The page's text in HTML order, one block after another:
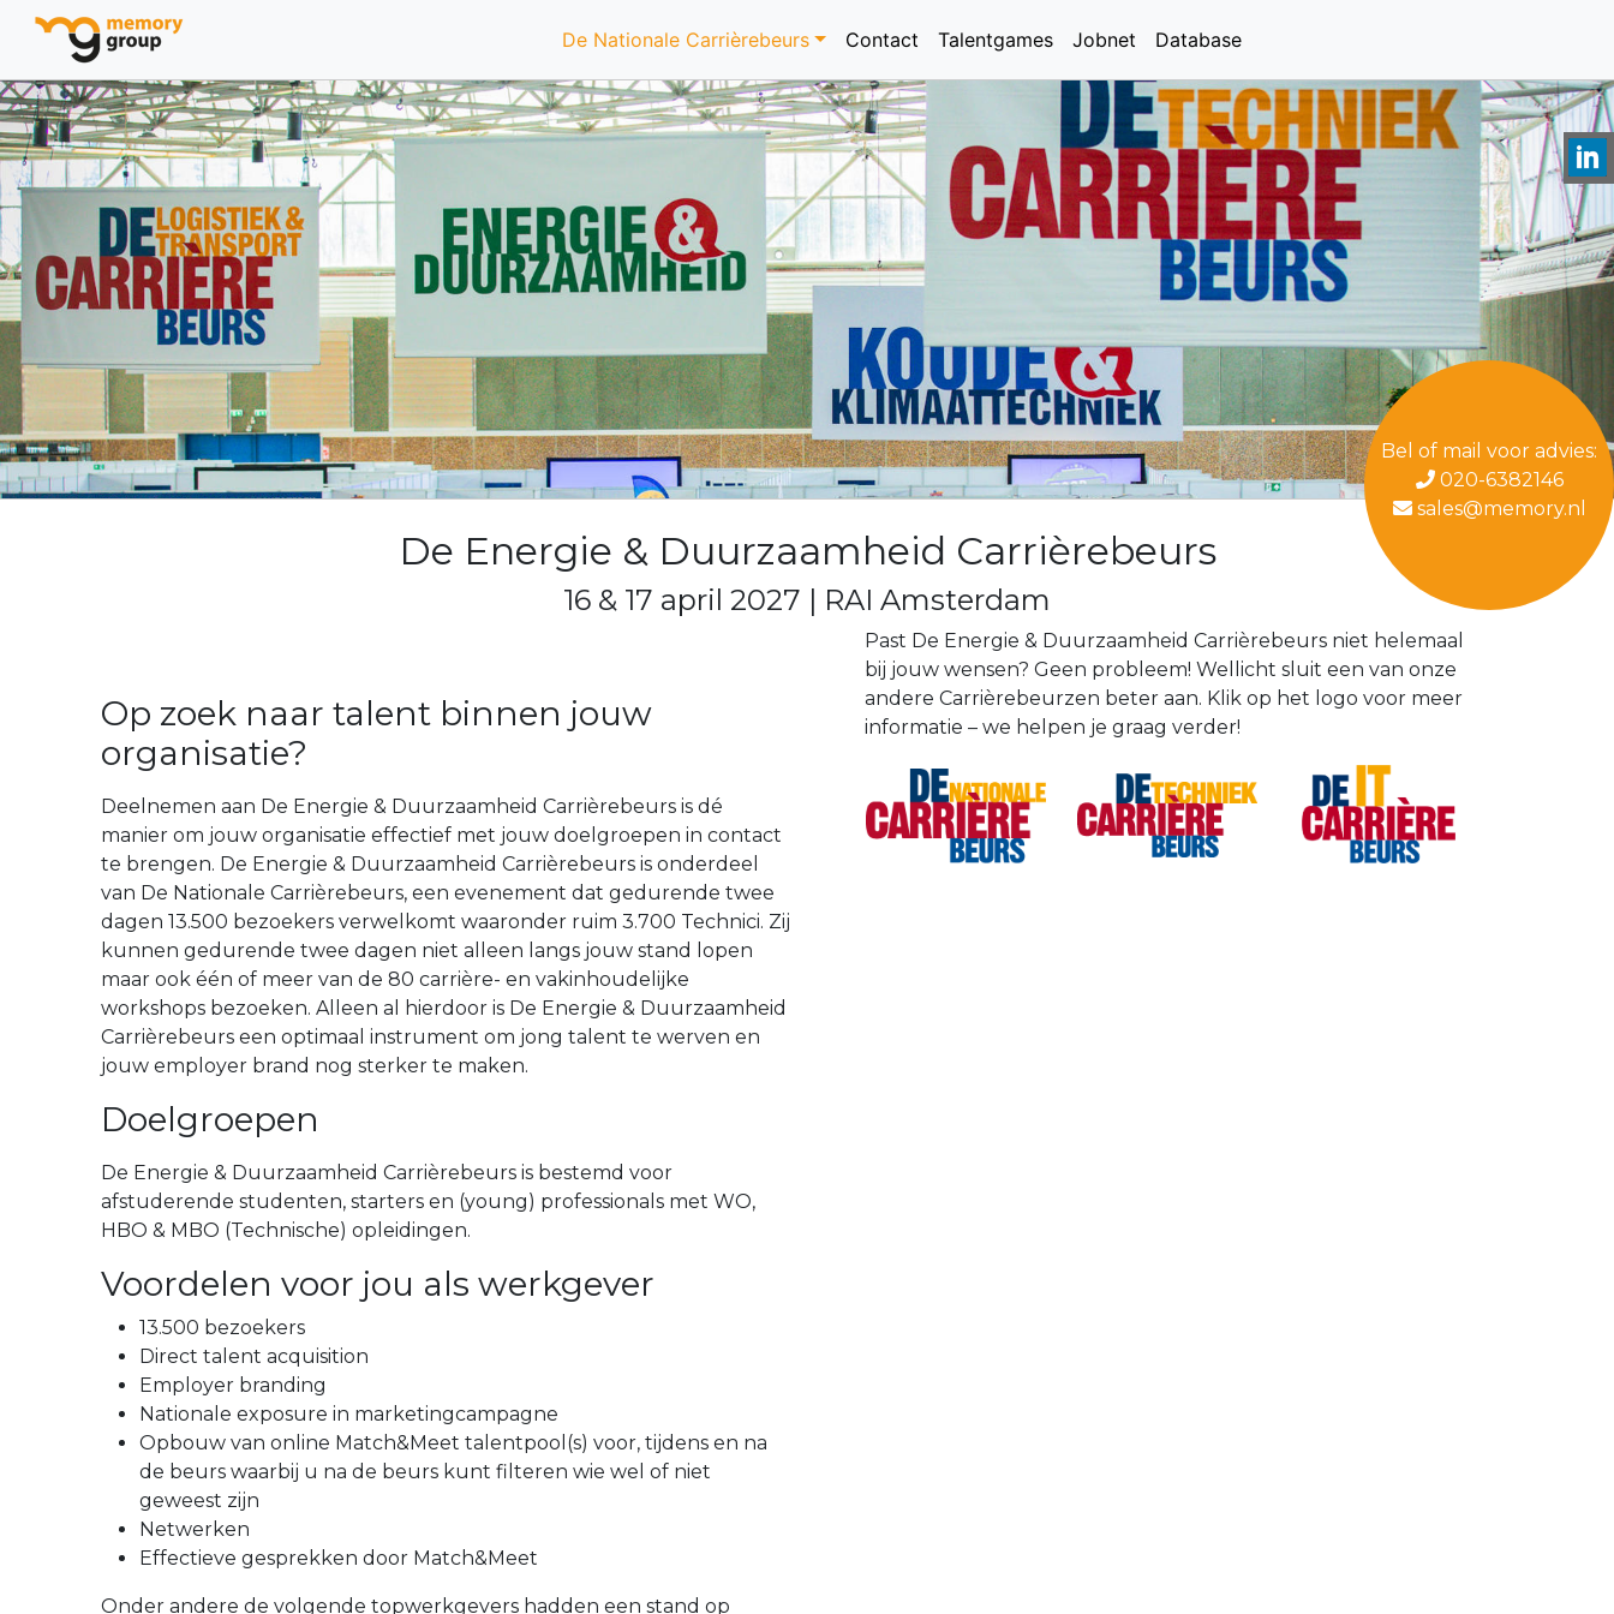
De Nationale Carrièrebeurs Contact Talentgames Jobnet Database
Bel of mail voor advies:
020-6382146
sales@memory.nl
De Energie & Duurzaamheid Carrièrebeurs
16 & 17 april 2027 | RAI Amsterdam
Op zoek naar talent binnen jouw
organisatie?
Deelnemen aan De Energie & Duurzaamheid Carrièrebeurs is dé
manier om jouw organisatie effectief met jouw doelgroepen in contact
te brengen. De Energie & Duurzaamheid Carrièrebeurs is onderdeel
van De Nationale Carrièrebeurs, een evenement dat gedurende twee
dagen 13.500 bezoekers verwelkomt waaronder ruim 3.700 Technici. Zij
kunnen gedurende twee dagen niet alleen langs jouw stand lopen
maar ook één of meer van de 80 carrière- en vakinhoudelijke
workshops bezoeken. Alleen al hierdoor is De Energie & Duurzaamheid
Carrièrebeurs een optimaal instrument om jong talent te werven en
jouw employer brand nog sterker te maken.
Doelgroepen
De Energie & Duurzaamheid Carrièrebeurs is bestemd voor
afstuderende studenten, starters en (young) professionals met WO,
HBO & MBO (Technische) opleidingen.
Voordelen voor jou als werkgever
13.500 bezoekers
Direct talent acquisition
Employer branding
Nationale exposure in marketingcampagne
Opbouw van online Match&Meet talentpool(s) voor, tijdens en na
de beurs waarbij u na de beurs kunt filteren wie wel of niet
geweest zijn
Netwerken
Effectieve gesprekken door Match&Meet
Onder andere de volgende topwerkgevers hadden een stand op
Past De Energie & Duurzaamheid Carrièrebeurs niet helemaal
bij jouw wensen? Geen probleem! Wellicht sluit een van onze
andere Carrièrebeurzen beter aan. Klik op het logo voor meer
informatie – we helpen je graag verder!